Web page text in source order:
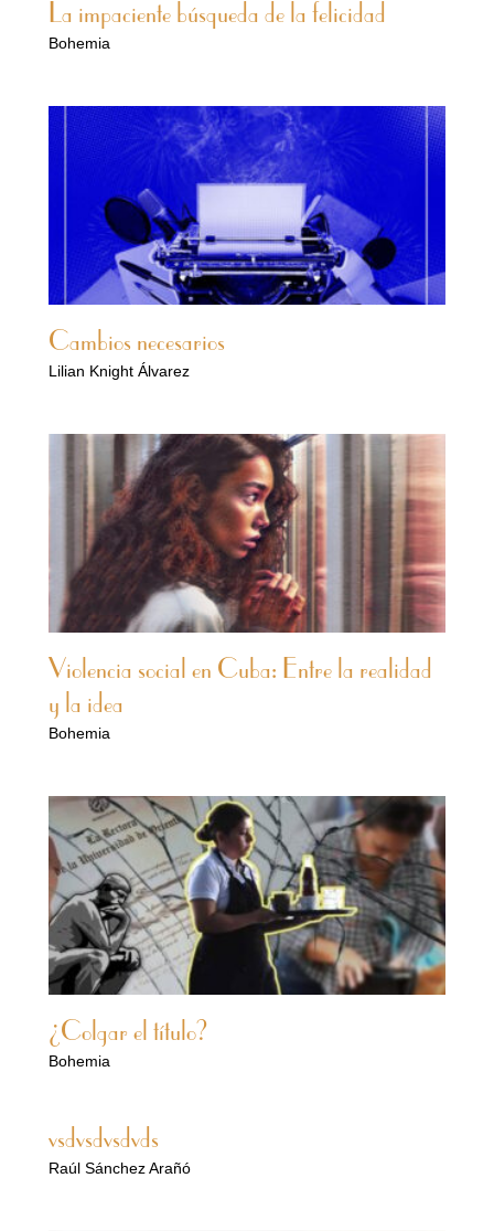
La impaciente búsqueda de la felicidad
Bohemia
Cambios necesarios
Lilian Knight Álvarez
Violencia social en Cuba: Entre la realidad
y la idea
Bohemia
¿Colgar el título?
Bohemia
vsdvsdvsdvds
Raúl Sánchez Arañó